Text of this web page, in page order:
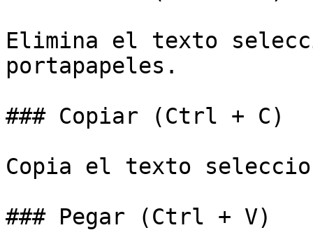
Elimina el texto
portapapeles.
### Copiar (Ctrl + C)
Copia el texto
### Pegar (Ctrl + V)